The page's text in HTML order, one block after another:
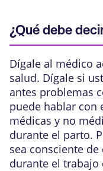
¿Qué debe
Dígale al médico
salud. Dígale si
antes problemas
puede hablar con
médicas y no
durante el parto.
sea consciente
durante el trabajo